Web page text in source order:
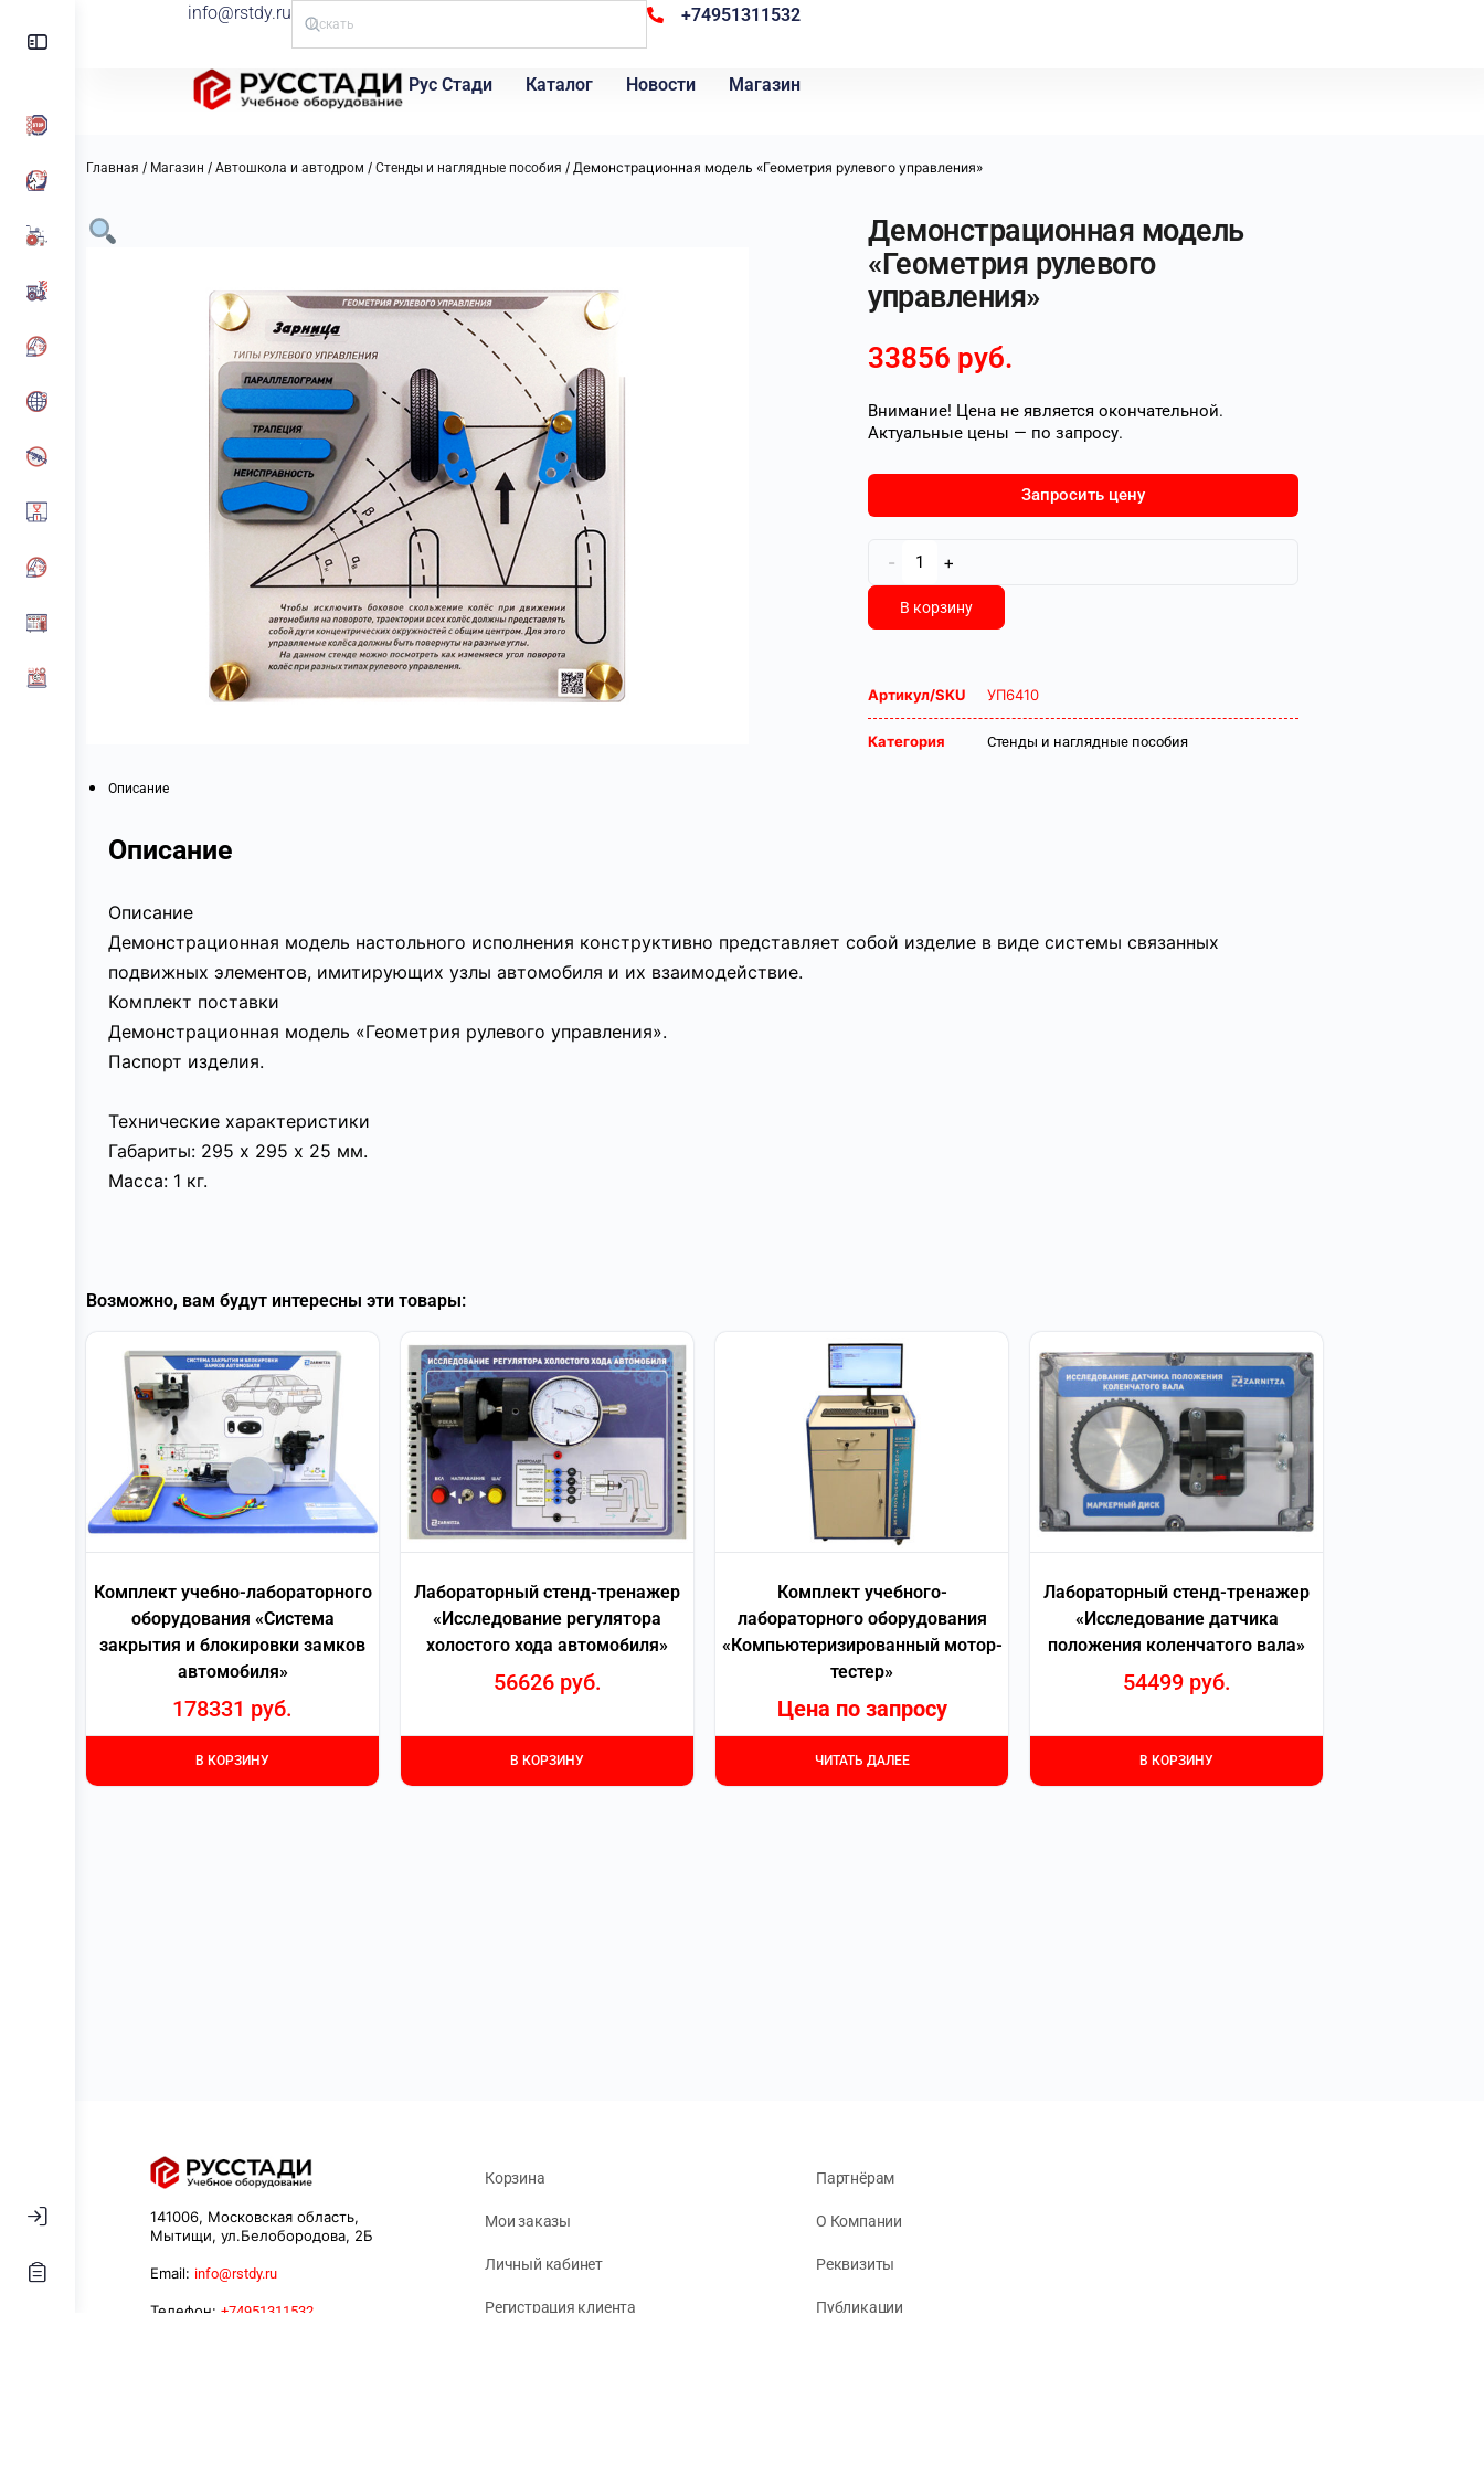
info@rstdy.ru +74951311532
Рус Стади Каталог Новости Магазин
Главная / Магазин / Автошкола и автодром / Стенды и наглядные пособия / Демонстрационная модель «Геометрия рулевого управления»
Демонстрационная модель
«Геометрия рулевого
управления»
33856 руб.
Внимание! Цена не является окончательной.
Актуальные цены — по запросу.
Запросить цену
- +
В корзину
Артикул/SKU УП6410
Категория Стенды и наглядные пособия
Описание
Описание
Описание
Демонстрационная модель настольного исполнения конструктивно представляет собой изделие в виде системы связанных
подвижных элементов, имитирующих узлы автомобиля и их взаимодействие.
Комплект поставки
Демонстрационная модель «Геометрия рулевого управления».
Паспорт изделия.
Технические характеристики
Габариты: 295 х 295 х 25 мм.
Масса: 1 кг.
Возможно, вам будут интересны эти товары:
Комплект учебно-лабораторного
оборудования «Система
закрытия и блокировки замков
автомобиля»
178331 руб.
В КОРЗИНУ
Лабораторный стенд-тренажер
«Исследование регулятора
холостого хода автомобиля»
56626 руб.
В КОРЗИНУ
Комплект учебного-
лабораторного оборудования
«Компьютеризированный мотор-
тестер»
Цена по запросу
ЧИТАТЬ ДАЛЕЕ
Лабораторный стенд-тренажер
«Исследование датчика
положения коленчатого вала»
54499 руб.
В КОРЗИНУ
141006, Московская область,
Мытищи, ул.Белобородова, 2Б
Email: info@rstdy.ru
Телефон: +74951311532
Корзина
Мои заказы
Личный кабинет
Регистрация клиента
Партнёрам
О Компании
Реквизиты
Публикации